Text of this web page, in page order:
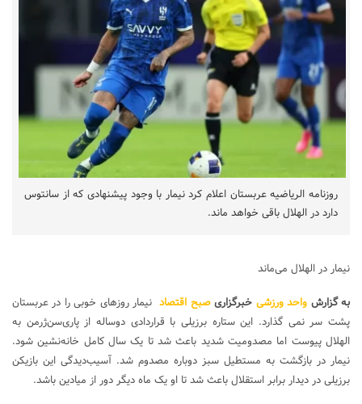
روزنامه الریاضیه عربستان اعلام کرد نیمار با وجود پیشنهادی که از سانتوس
دارد در الهلال باقی خواهد ماند.
نیمار در الهلال می‌ماند
به گزارش واحد ورزشی خبرگزاریصبح اقتصادنیمار روزهای خوبی را در عربستان
پشت سر نمی گذارد. این ستاره برزیلی با قراردادی دوساله از پاری‌سن‌ژرمن به
الهلال پیوست اما مصدومیت شدید باعث شد تا یک سال کامل خانه‌نشین شود.
نیمار در بازگشت به مستطیل سبز دوباره مصدوم شد. آسیب‌دیدگی این بازیکن
برزیلی در دیدار برابر استقلال باعث شد تا او یک ماه دیگر دور از میادین باشد.